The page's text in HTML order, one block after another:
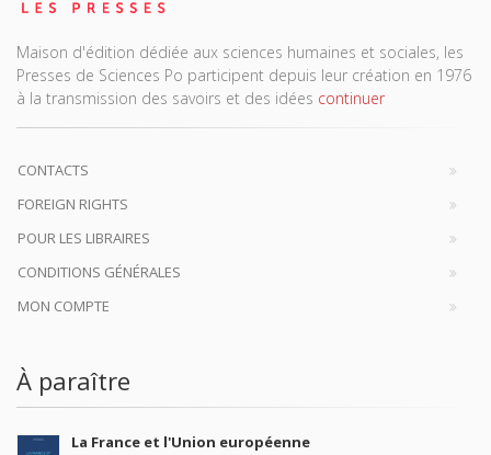
Maison d'édition dédiée aux sciences humaines et sociales, les
Presses de Sciences Po participent depuis leur création en 1976
à la transmission des savoirs et des idées continuer
CONTACTS
FOREIGN RIGHTS
POUR LES LIBRAIRES
CONDITIONS GÉNÉRALES
MON COMPTE
À paraître
La France et l'Union européenne